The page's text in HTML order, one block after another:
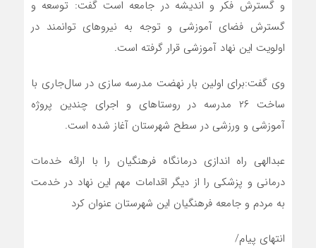
و گسترش فکر و اندیشه در جامعه است گفت: توسعه و
گسترش فضای آموزشی و توجه به نیروهای توانمند در
اولویت این نهاد آموزشی قرار گرفته است.
وی گفت:برای اولین بار نهضت مدرسه سازی در سال‌جاری با
ساخت ۲۶ مدرسه در روستاهای و اجرای چندین پروژه
آموزشی و ورزشی در سطح شهرستان آغاز شده است.
عبدالهی راه اندازی درمانگاه فرهنگیان را با ارائه خدمات
درمانی و پزشکی را از دیگر اقدامات مهم این نهاد در خدمت
به مردم و جامعه فرهنگیان این شهرستان عنوان کرد
انتهای پیام/